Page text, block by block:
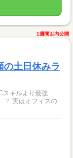
1週間以内公開
の土日休みラ
の